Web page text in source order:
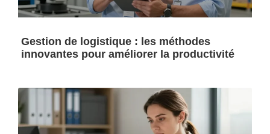
Gestion de logistique : les méthodes
innovantes pour améliorer la productivité